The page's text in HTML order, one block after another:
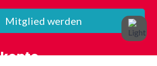
Mitglied werden